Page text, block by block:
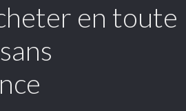
en toute